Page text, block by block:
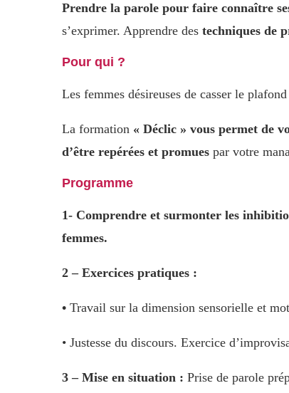
Prendre la parole pour faire connaître
s’exprimer. Apprendre des techniques de
Pour qui ?
Les femmes désireuses de casser le
La formation « Déclic » vous permet de
d’être repérées et promues par votre
Programme
1- Comprendre et surmonter les
femmes.
2 – Exercices pratiques :
• Travail sur la dimension sensorielle et
• Justesse du discours. Exercice
3 – Mise en situation : Prise de parole